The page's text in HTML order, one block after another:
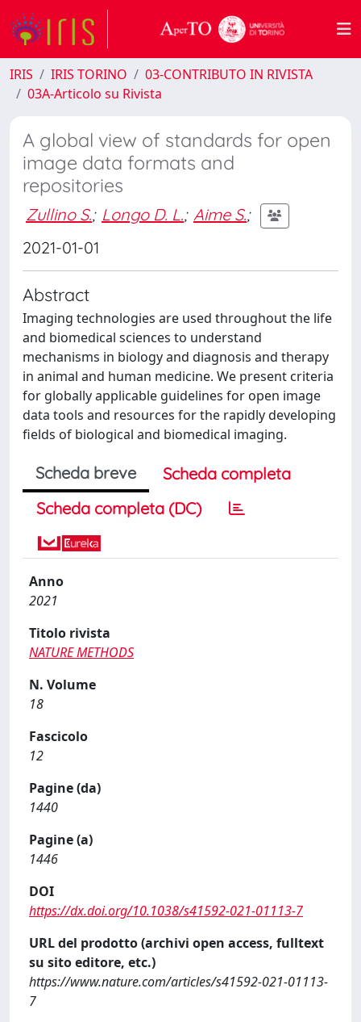
IRIS IRIS TORINO
03-CONTRIBUTO IN RIVISTA
03A-Articolo su Rivista
A global view of standards for open
image data formats and
repositories
Zullino S.; Longo D. L.; Aime S.;
2021-01-01
Abstract
Imaging technologies are used throughout the life
and biomedical sciences to understand
mechanisms in biology and diagnosis and therapy
in animal and human medicine. We present criteria
for globally applicable guidelines for open image
data tools and resources for the rapidly developing
fields of biological and biomedical imaging.
Scheda breve
Scheda completa
Scheda completa (DC)
Anno
2021
Titolo rivista
NATURE METHODS
N. Volume
18
Fascicolo
12
Pagine (da)
1440
Pagine (a)
1446
DOI
https://dx.doi.org/10.1038/s41592-021-01113-7
URL del prodotto (archivi open access, fulltext
su sito editore, etc.)
https://www.nature.com/articles/s41592-021-01113-
7